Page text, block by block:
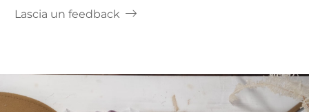
Lascia un feedback